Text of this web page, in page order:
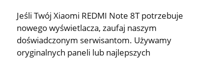
Jeśli Twój Xiaomi REDMI Note 8T potrzebuje
nowego wyświetlacza, zaufaj naszym
doświadczonym serwisantom. Używamy
oryginalnych paneli lub najlepszych